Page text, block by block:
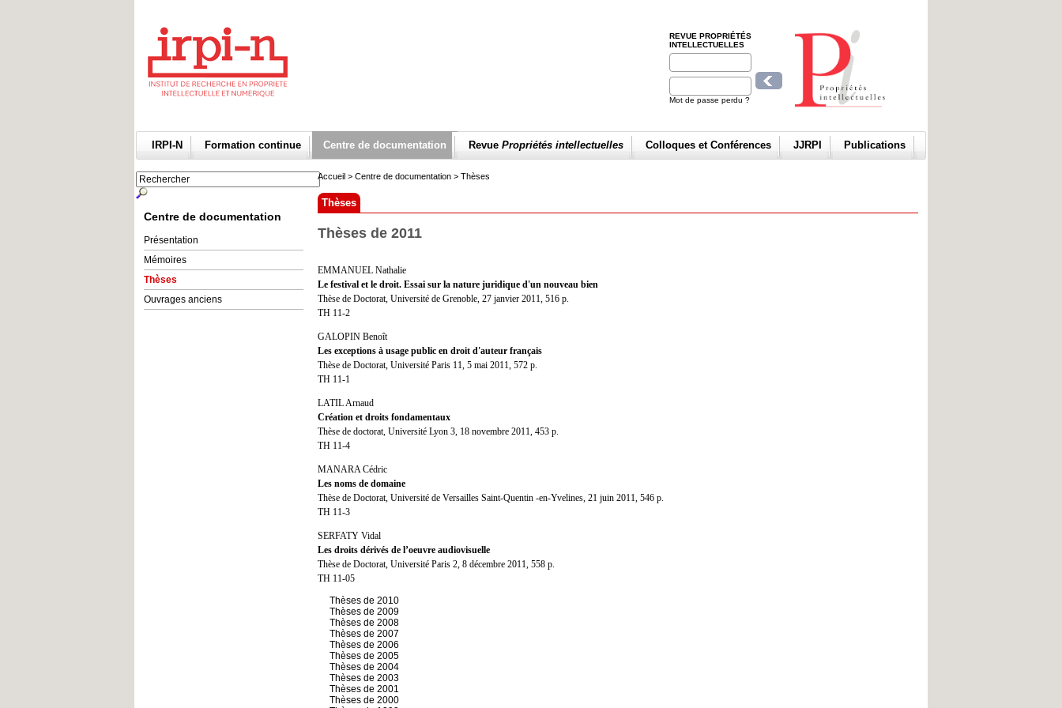
REVUE PROPRIÉTÉS
INTELLECTUELLES
Mot de passe perdu ?
IRPI-N Formation continue Centre de documentation Revue Propriétés intellectuelles Colloques et Conférences JJRPI Publications
Centre de documentation
Présentation
Mémoires
Thèses
Ouvrages anciens
Accueil > Centre de documentation > Thèses
Thèses
Thèses de 2011
EMMANUEL Nathalie
Le festival et le droit. Essai sur la nature juridique d'un nouveau bien
Thèse de Doctorat, Université de Grenoble, 27 janvier 2011, 516 p.
TH 11-2
GALOPIN Benoît
Les exceptions à usage public en droit d'auteur français
Thèse de Doctorat, Université Paris 11, 5 mai 2011, 572 p.
TH 11-1
LATIL Arnaud
Création et droits fondamentaux
Thèse de doctorat, Université Lyon 3, 18 novembre 2011, 453 p.
TH 11-4
MANARA Cédric
Les noms de domaine
Thèse de Doctorat, Université de Versailles Saint-Quentin -en-Yvelines, 21 juin 2011, 546 p.
TH 11-3
SERFATY Vidal
Les droits dérivés de l’oeuvre audiovisuelle
Thèse de Doctorat, Université Paris 2, 8 décembre 2011, 558 p.
TH 11-05
Thèses de 2010
Thèses de 2009
Thèses de 2008
Thèses de 2007
Thèses de 2006
Thèses de 2005
Thèses de 2004
Thèses de 2003
Thèses de 2001
Thèses de 2000